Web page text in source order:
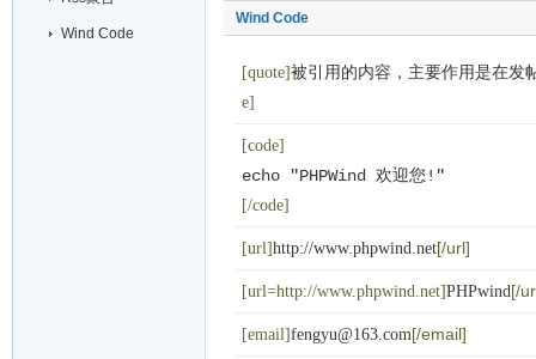
Wind Code
Wind Code
[quote]被引用的内容，主要作用是在发
e]
[code]
echo "PHPWind 欢迎您!"
[/code]
[url]http://www.phpwind.net[/url]
[url=http://www.phpwind.net]PHPwind[/
[email]fengyu@163.com[/email]